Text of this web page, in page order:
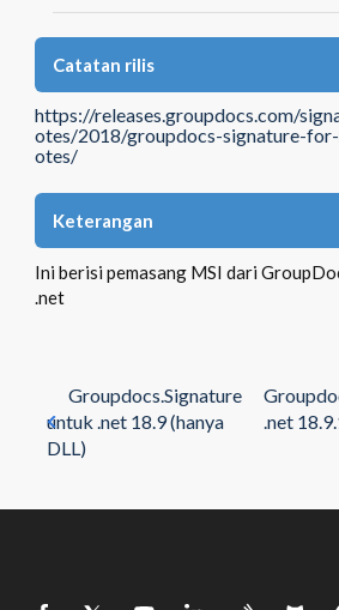
Catatan rilis
https://releases.groupdocs.com/
otes/2018/groupdocs-signature-
otes/
Keterangan
Ini berisi pemasang MSI dari
.net
Groupdocs.Signature
untuk .net 18.9 (hanya
DLL)
.net